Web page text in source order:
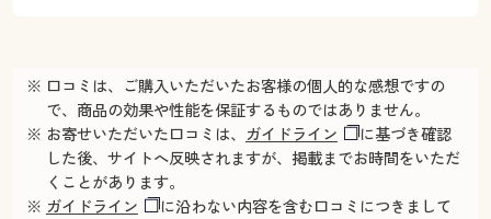
※ 口コミは、ご購入いただいたお客様の個人的な感想ですの
で、商品の効果や性能を保証するものではありません。
※ お寄せいただいた口コミは、 ガイドライン
に基づき確認
した後、サイトへ反映されますが、掲載までお時間をいただ
くことがあります。
※ ガイドライン
に沿わない内容を含む口コミにつきまして